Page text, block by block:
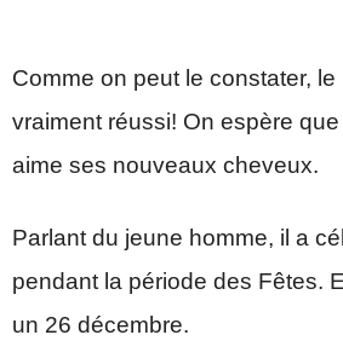
Comme on peut le constater, le
vraiment réussi! On espère
aime ses nouveaux cheveux.
Parlant du jeune homme, il a
pendant la période des Fêtes.
un 26 décembre.